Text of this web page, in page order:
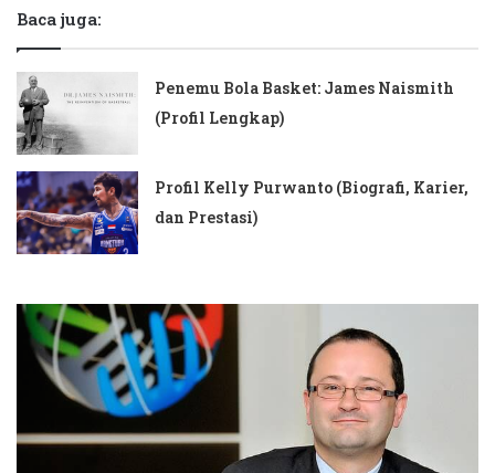
Baca juga:
Penemu Bola Basket: James Naismith
(Profil Lengkap)
Profil Kelly Purwanto (Biografi, Karier,
dan Prestasi)